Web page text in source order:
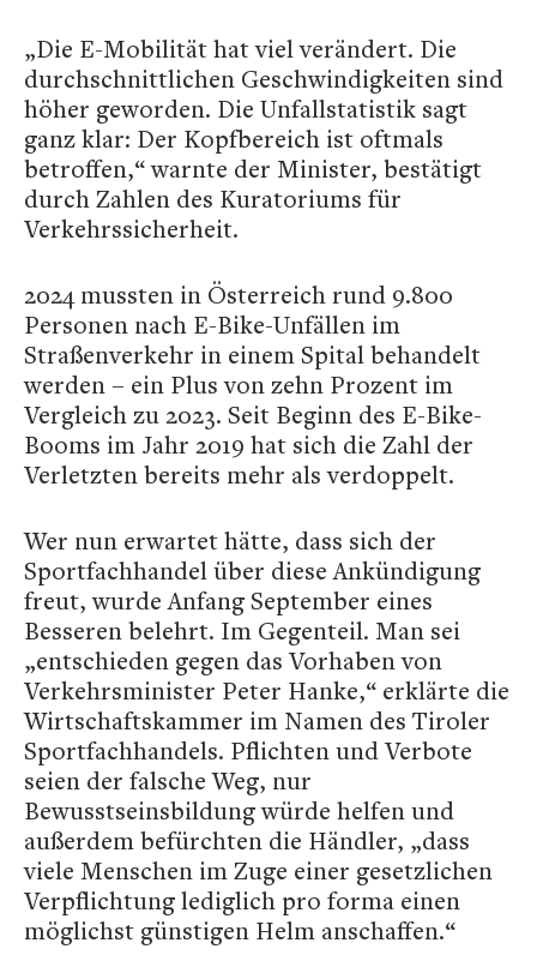
„Die E-Mobilität hat viel verändert. Die
durchschnittlichen Geschwindigkeiten sind
höher geworden. Die Unfallstatistik sagt
ganz klar: Der Kopfbereich ist oftmals
betroffen,“ warnte der Minister, bestätigt
durch Zahlen des Kuratoriums für
Verkehrssicherheit.
2024 mussten in Österreich rund 9.800
Personen nach E-Bike-Unfällen im
Straßenverkehr in einem Spital behandelt
werden – ein Plus von zehn Prozent im
Vergleich zu 2023. Seit Beginn des E-Bike-
Booms im Jahr 2019 hat sich die Zahl der
Verletzten bereits mehr als verdoppelt.
Wer nun erwartet hätte, dass sich der
Sportfachhandel über diese Ankündigung
freut, wurde Anfang September eines
Besseren belehrt. Im Gegenteil. Man sei
„entschieden gegen das Vorhaben von
Verkehrsminister Peter Hanke,“ erklärte die
Wirtschaftskammer im Namen des Tiroler
Sportfachhandels. Pflichten und Verbote
seien der falsche Weg, nur
Bewusstseinsbildung würde helfen und
außerdem befürchten die Händler, „dass
viele Menschen im Zuge einer gesetzlichen
Verpflichtung lediglich pro forma einen
möglichst günstigen Helm anschaffen.“